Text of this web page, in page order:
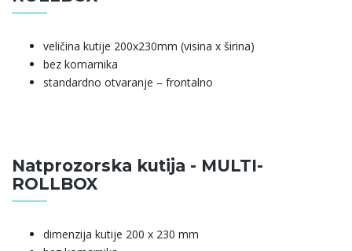
veličina kutije 200x230mm (visina x širina)
bez komarnika
standardno otvaranje – frontalno
Natprozorska kutija - MULTI-
ROLLBOX
dimenzija kutije 200 x 230 mm